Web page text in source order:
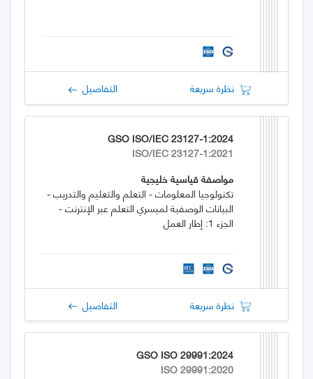
نظرة سريعة التفاصيل
GSO ISO/IEC 23127-1:2024
ISO/IEC 23127-1:2021
مواصفة قياسية خليجية
تكنولوجيا المعلومات - التعلم والتعليم والتدريب -
البيانات الوصفية لميسري التعلم عبر الإنترنت -
الجزء 1: إطار العمل
نظرة سريعة التفاصيل
GSO ISO 29991:2024
ISO 29991:2020